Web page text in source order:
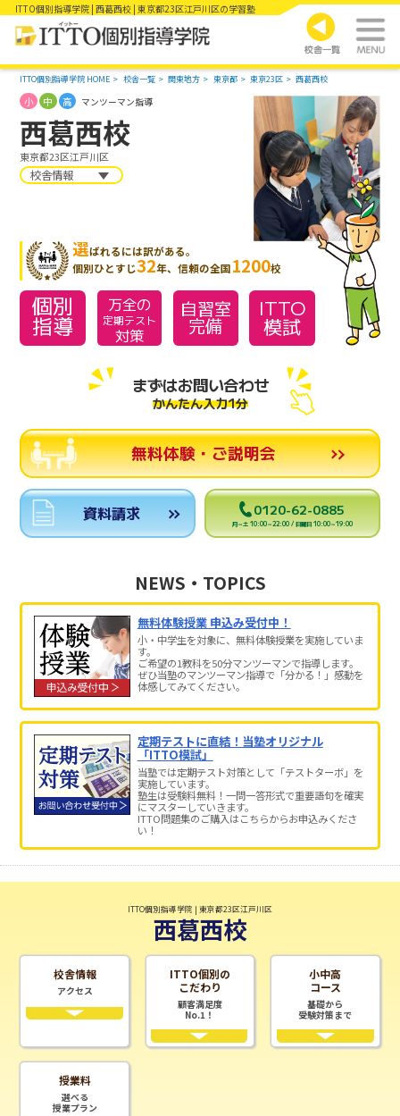
ITTO個別指導学院 | 西葛西校 | 東京都23区江戸川区の学習塾
ITTO個別指導学院 HOME 校舎一覧 関東地方 東京都 東京23区 西葛西校
西葛西校
東京都23区江戸川区
小 中 高 マンツーマン指導
校舎情報
選ばれるには訳がある。
個別ひとすじ32年、信頼の全国1200校
個別
指導
万全の
定期テスト
対策
自習室
完備
ITTO
模試
まずはお問い合わせ
かんたん入力1分
無料体験・ご説明会
資料請求 0120-62-0885
月～土 10:00～22:00 / 日曜日 10:00～19:00
NEWS・TOPICS
無料体験授業 申込み受付中！
小・中学生を対象に、無料体験授業を実施していま
す。
ご希望の1教科を50分マンツーマンで指導します。
ぜひ当塾のマンツーマン指導で「分かる！」感動を
体感してみてください。
定期テストに直結！当塾オリジナル
「ITTO模試」
当塾では定期テスト対策として「テストターボ」を
実施しています。
塾生は受験料無料！一問一答形式で重要語句を確実
にマスターしていきます。
ITTO問題集のご購入はこちらからお申込みくださ
い！
ITTO個別指導学院 | 東京都23区江戸川区
西葛西校
校舎情報
アクセス
ITTO個別の
こだわり
顧客満足度
No.1！
小中高
コース
基礎から
受験対策まで
授業料
選べる
授業プラン